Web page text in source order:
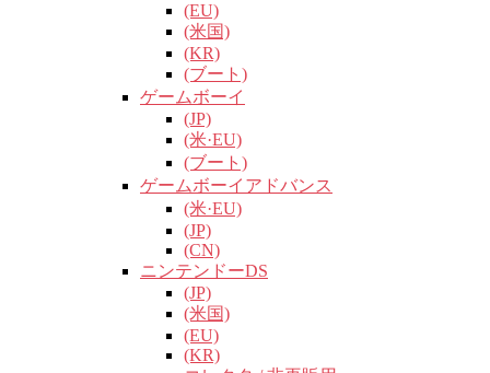
(EU)
(米国)
(KR)
(ブート)
ゲームボーイ
(JP)
(米·EU)
(ブート)
ゲームボーイアドバンス
(米·EU)
(JP)
(CN)
ニンテンドーDS
(JP)
(米国)
(EU)
(KR)